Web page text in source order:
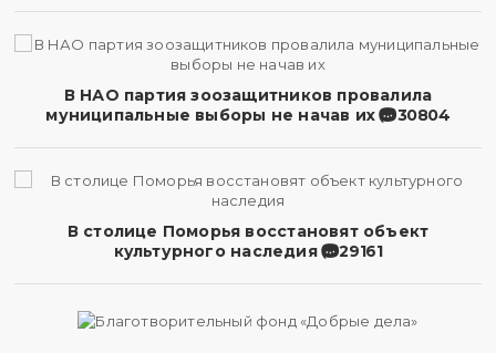
В НАО партия зоозащитников провалила
муниципальные выборы не начав их
30804
В столице Поморья восстановят объект
культурного наследия
29161